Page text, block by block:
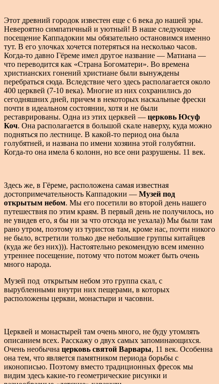
Этот древний городок известен еще с 6 века до нашей эры.
Невероятно симпатичный и уютный! В наше следующее
посещение Каппадокии мы обязательно остановимся именно
тут. В его улочках хочется потеряться на несколько часов.
Когда-то давно Гёреме имел другое название — Матиана —
что переводится как «Страна Богоматери». Во времена
христианских гонений христиане были вынуждены
перебраться сюда. Вследствие чего здесь располагается около
400 церквей (7-10 века). Многие из них сохранились до
сегодняшних дней, причем в некоторых наскальные фрески
почти в идеальном состоянии, хотя и не были
реставрированы. Одна из этих церквей — церковь Юсуф
Коч. Она располагается в большой скале наверху, куда можно
подняться по лестнице. В какой-то период она была
голубятней, и названа по имени хозяина этой голубятни.
Когда-то она имела 6 колонн, но все они разрушены. 11 век.
Здесь же, в Гёреме, расположена самая известная
достопримечательность Каппадокии — Музей под
открытым небом. Мы его посетили во второй день нашего
путешествия по этим краям. В первый день не получилось, но
не увидев его, я бы ни за что отсюда не уехала)) Мы были там
рано утром, поэтому из туристов там, кроме нас, почти никого
не было, встретили только две небольшие группы китайцев
(куда же без них))). Настоятельно рекомендую всем именно
утреннее посещение, потому что потом может быть очень
много народа.
Музей под открытым небом это группа скал, с
вырубленными внутри них пещерами, в которых
расположены церкви, монастыри и часовни.
Церквей и монастырей там очень много, не буду утомлять
описанием всех. Расскажу о двух самых запоминающихся.
Очень необычна церковь святой Варвары, 11 век. Особенна
она тем, что является памятником периода борьбы с
иконописью. Поэтому вместо традиционных фресок мы
видим здесь какие-то геометрические рисунки и